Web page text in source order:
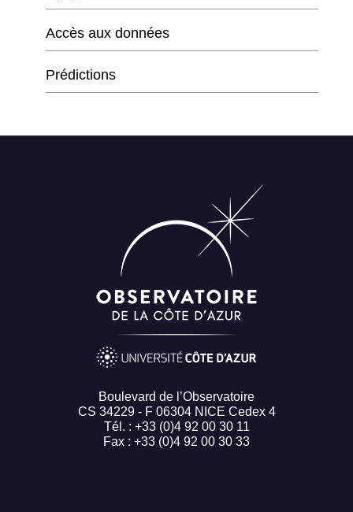
Accès aux données
Prédictions
Boulevard de l’Observatoire
CS 34229 - F 06304 NICE Cedex 4
Tél. : +33 (0)4 92 00 30 11
Fax : +33 (0)4 92 00 30 33